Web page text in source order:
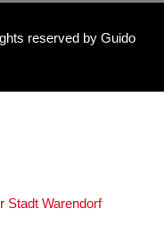
reserved by Guido
Stadt Warendorf